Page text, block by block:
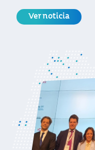
Ver noticia